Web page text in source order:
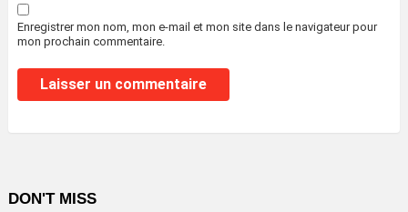
Enregistrer mon nom, mon e-mail et mon site dans le navigateur pour
mon prochain commentaire.
DON'T MISS